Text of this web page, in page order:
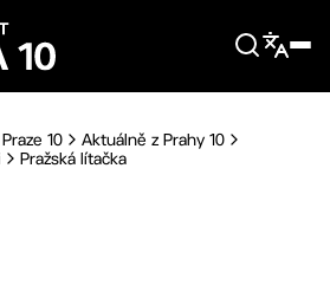
10
Aktuálně z Prahy 10
Pražská lítačka